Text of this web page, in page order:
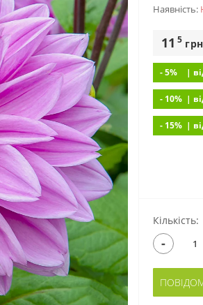
Наявність:
11 5
- 5% |
- 10% |
- 15% |
Кількість:
-